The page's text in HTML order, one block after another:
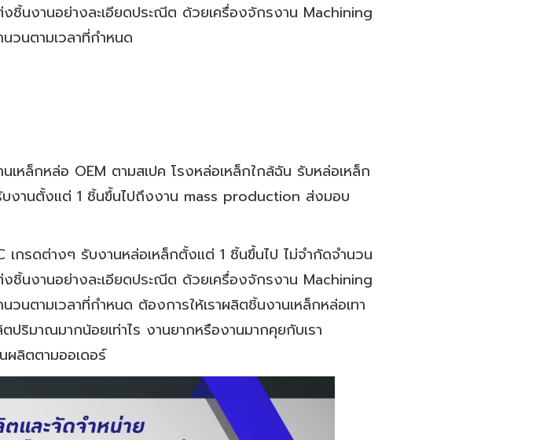
ชิ้นงานอย่างละเอียดประณีต ด้วยเครื่องจักรงาน Machining
วนตามเวลาที่กำหนด
ล็กหล่อ OEM ตามสเปค โรงหล่อเหล็กใกล้ฉัน รับหล่อเหล็ก
งานตั้งแต่ 1 ชิ้นขึ้นไปถึงงาน mass production ส่งมอบ
เกรดต่างๆ รับงานหล่อเหล็กตั้งแต่ 1 ชิ้นขึ้นไป ไม่จำกัดจำนวน
ชิ้นงานอย่างละเอียดประณีต ด้วยเครื่องจักรงาน Machining
ตามเวลาที่กำหนด ต้องการให้เราผลิตชิ้นงานเหล็กหล่อเทา
ปริมาณมากน้อยเท่าไร งานยากหรืองานมากคุยกับเรา
ผลิตตามออเดอร์